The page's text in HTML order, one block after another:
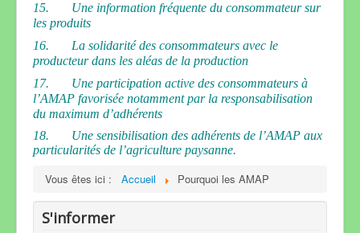
15. Une information fréquente du consommateur sur
les produits
16. La solidarité des consommateurs avec le
producteur dans les aléas de la production
17. Une participation active des consommateurs à
l’AMAP favorisée notamment par la responsabilisation
du maximum d’adhérents
18. Une sensibilisation des adhérents de l’AMAP aux
particularités de l’agriculture paysanne.
Vous êtes ici : Accueil Pourquoi les AMAP
S'informer